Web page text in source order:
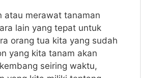
atau merawat tanaman
lain yang tepat untuk
orang tua kita yang sudah
yang kita tanam akan
seiring waktu,